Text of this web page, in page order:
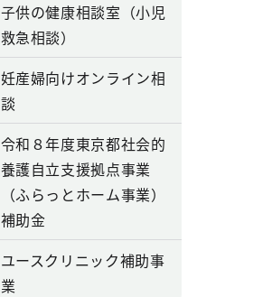
子供の健康相談室（小児
救急相談）
妊産婦向けオンライン相
談
令和８年度東京都社会的
養護自立支援拠点事業
（ふらっとホーム事業）
補助金
ユースクリニック補助事
業